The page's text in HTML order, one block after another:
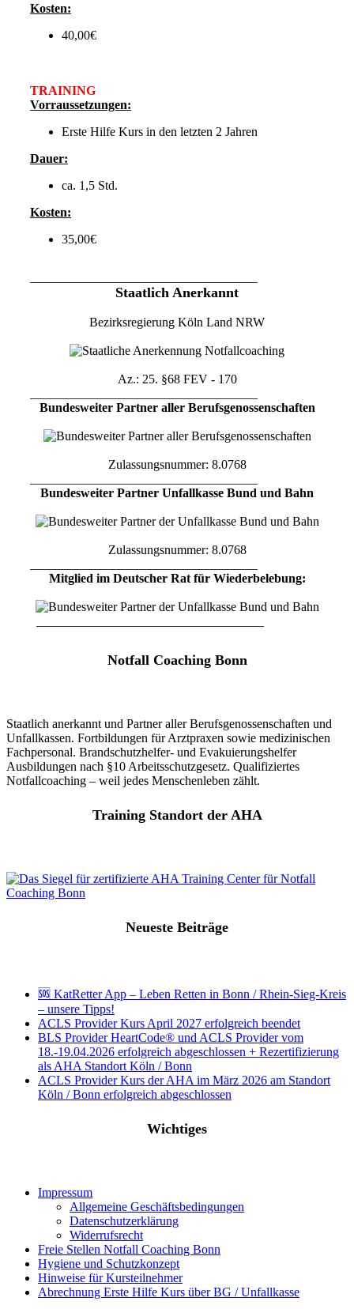
Kosten:
40,00€
TRAINING
Vorraussetzungen:
Erste Hilfe Kurs in den letzten 2 Jahren
Dauer:
ca. 1,5 Std.
Kosten:
35,00€
Staatlich Anerkannt
Bezirksregierung Köln Land NRW
Az.: 25. §68 FEV - 170
Bundesweiter Partner aller Berufsgenossenschaften
Zulassungsnummer: 8.0768
Bundesweiter Partner Unfallkasse Bund und Bahn
Zulassungsnummer: 8.0768
Mitglied im Deutscher Rat für Wiederbelebung:
Notfall Coaching Bonn
Staatlich anerkannt und Partner aller Berufsgenossenschaften und
Unfallkassen. Fortbildungen für Arztpraxen sowie medizinischen
Fachpersonal. Brandschutzhelfer- und Evakuierungshelfer
Ausbildungen nach §10 Arbeitsschutzgesetz. Qualifiziertes
Notfallcoaching – weil jedes Menschenleben zählt.
Training Standort der AHA
Neueste Beiträge
🆘 KatRetter App – Leben Retten in Bonn / Rhein-Sieg-Kreis
– unsere Tipps!
ACLS Provider Kurs April 2027 erfolgreich beendet
BLS Provider HeartCode® und ACLS Provider vom
18.-19.04.2026 erfolgreich abgeschlossen + Rezertifizierung
als AHA Standort Köln / Bonn
ACLS Provider Kurs der AHA im März 2026 am Standort
Köln / Bonn erfolgreich abgeschlossen
Wichtiges
Impressum
Allgemeine Geschäftsbedingungen
Datenschutzerklärung
Widerrufsrecht
Freie Stellen Notfall Coaching Bonn
Hygiene und Schutzkonzept
Hinweise für Kursteilnehmer
Abrechnung Erste Hilfe Kurs über BG / Unfallkasse